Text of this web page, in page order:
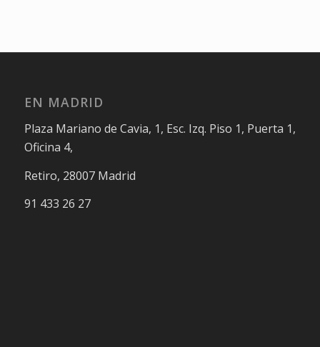
EN MADRID
Plaza Mariano de Cavia, 1, Esc. Izq. Piso 1, Puerta 1,
Oficina 4,
Retiro, 28007 Madrid
91 433 26 27